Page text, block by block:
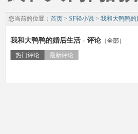
您当前的位置： 首页 > SF轻小说 > 我和大鸭鸭的
我和大鸭鸭的婚后生活 - 评论 （全部）
热门评论 最新评论